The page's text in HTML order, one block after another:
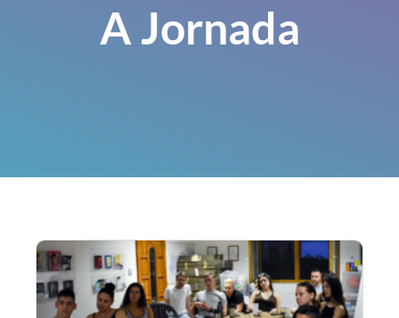
A Jornada